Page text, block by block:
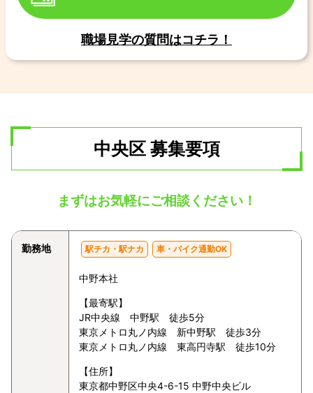
職場見学の質問はコチラ！
中央区 募集要項
まずはお気軽にご相談ください！
勤務地 駅チカ・駅ナカ 車・バイク通勤OK
中野本社
【最寄駅】
JR中央線 中野駅 徒歩5分
東京メトロ丸ノ内線 新中野駅 徒歩3分
東京メトロ丸ノ内線 東高円寺駅 徒歩10分
【住所】
東京都中野区中央4-6-15 中野中央ビル